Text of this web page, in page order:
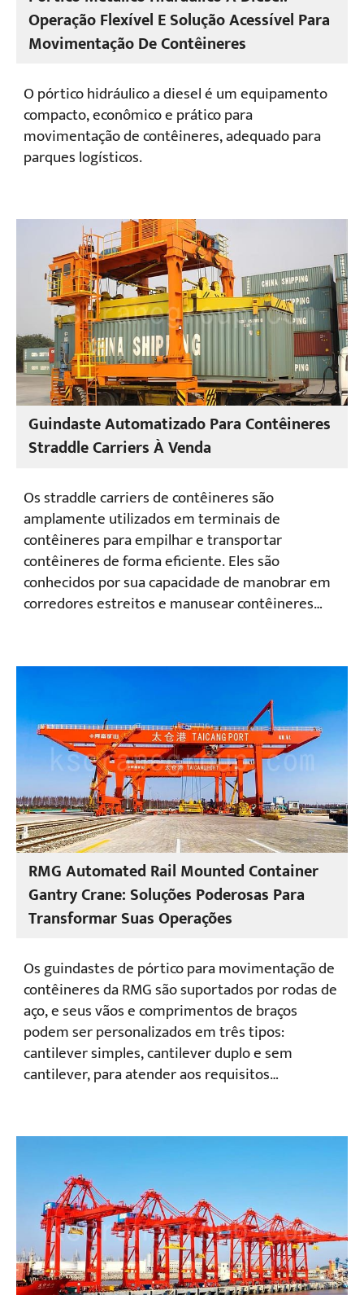
Operação Flexível E Solução Acessível Para
Movimentação De Contêineres
O pórtico hidráulico a diesel é um equipamento
compacto, econômico e prático para
movimentação de contêineres, adequado para
parques logísticos.
Guindaste Automatizado Para Contêineres
Straddle Carriers À Venda
Os straddle carriers de contêineres são
amplamente utilizados em terminais de
contêineres para empilhar e transportar
contêineres de forma eficiente. Eles são
conhecidos por sua capacidade de manobrar em
corredores estreitos e manusear contêineres
qualquer local dentro do pátio e em pátios de
RMG Automated Rail Mounted Container
Gantry Crane: Soluções Poderosas Para
Transformar Suas Operações
Os guindastes de pórtico para movimentação de
contêineres da RMG são suportados por rodas de
aço, e seus vãos e comprimentos de braços
podem ser personalizados em três tipos:
cantilever simples, cantilever duplo e sem
cantilever, para atender aos requisitos